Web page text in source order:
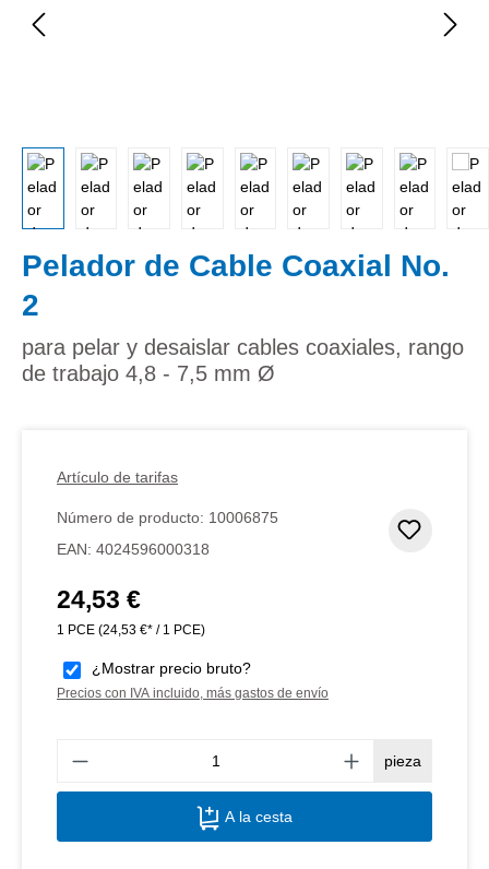
Pelador de Cable Coaxial No.
2
para pelar y desaislar cables coaxiales, rango
de trabajo 4,8 - 7,5 mm Ø
Artículo de tarifas
Número de producto: 10006875
EAN: 4024596000318
Precio normal:
24,53 €
1 PCE (24,53 €* / 1 PCE)
¿Mostrar precio bruto?
Precios con IVA incluido, más gastos de envío
pieza
A la cesta